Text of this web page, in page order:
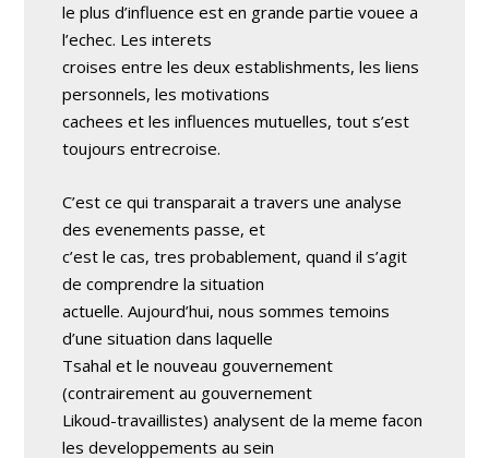
le plus d’influence est en grande partie vouee a
l’echec. Les interets
croises entre les deux establishments, les liens
personnels, les motivations
cachees et les influences mutuelles, tout s’est
toujours entrecroise.
C’est ce qui transparait a travers une analyse
des evenements passe, et
c’est le cas, tres probablement, quand il s’agit
de comprendre la situation
actuelle. Aujourd’hui, nous sommes temoins
d’une situation dans laquelle
Tsahal et le nouveau gouvernement
(contrairement au gouvernement
Likoud-travaillistes) analysent de la meme facon
les developpements au sein